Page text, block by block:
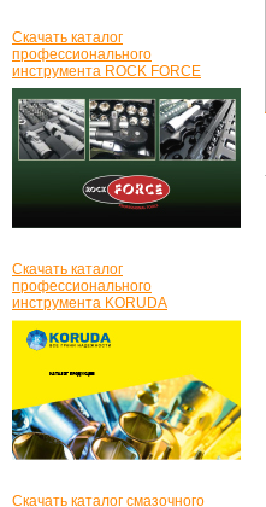
Скачать каталог
профессионального
инструмента ROCK FORCE
Скачать каталог
профессионального
инструмента KORUDA
Скачать каталог смазочного